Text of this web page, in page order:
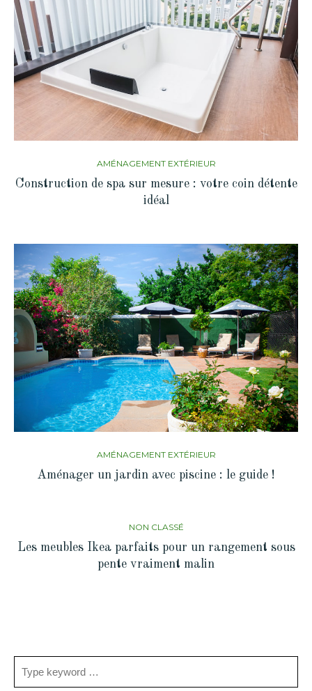
AMÉNAGEMENT EXTÉRIEUR
Construction de spa sur mesure : votre coin détente
idéal
AMÉNAGEMENT EXTÉRIEUR
Aménager un jardin avec piscine : le guide !
NON CLASSÉ
Les meubles Ikea parfaits pour un rangement sous
pente vraiment malin